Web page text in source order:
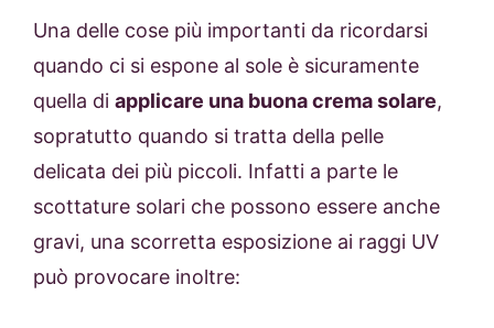
Una delle cose più importanti da ricordarsi
quando ci si espone al sole è sicuramente
quella di applicare una buona crema solare,
sopratutto quando si tratta della pelle
delicata dei più piccoli. Infatti a parte le
scottature solari che possono essere anche
gravi, una scorretta esposizione ai raggi UV
può provocare inoltre: